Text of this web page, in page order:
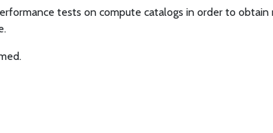
tests on compute catalogs in order to